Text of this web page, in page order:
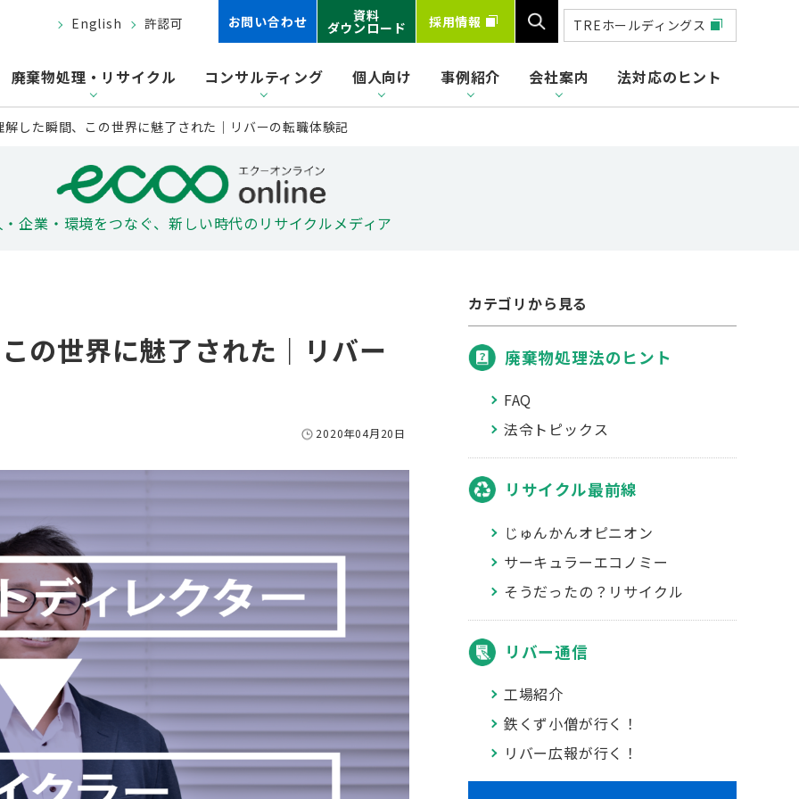
採用情報
資料
ダウンロード
お問い合わせ
廃棄物処理・リサイクル コンサルティング 個人向け 事例紹介 会社案内 法対応のヒント
English 許認可
検索
TREホールディングス
解した瞬間、この世界に魅了された｜リバーの転職体験記
・企業・環境をつなぐ、新しい時代のリサイクルメディア
の世界に魅了された｜リバー
2020年04月20日
カテゴリから見る
廃棄物処理法のヒント
FAQ
法令トピックス
リサイクル最前線
じゅんかんオピニオン
サーキュラーエコノミー
そうだったの？リサイクル
リバー通信
工場紹介
鉄くず小僧が行く！
リバー広報が行く！